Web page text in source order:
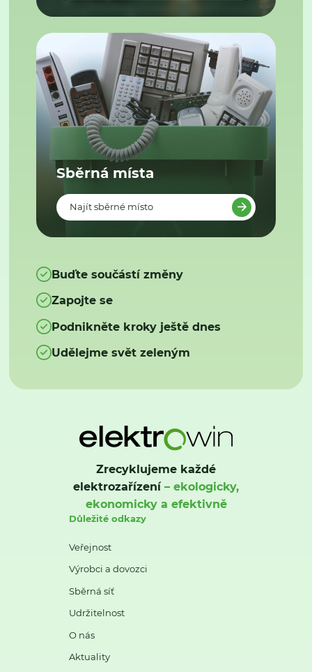
Sběrná místa
Najít sběrné místo
Buďte součástí změny
Zapojte se
Podnikněte kroky ještě dnes
Udělejme svět zeleným
Zrecyklujeme každé
elektrozařízení– ekologicky,
ekonomicky a efektivně
Důležité odkazy
Veřejnost
Výrobci a dovozci
Sběrná síť
Udržitelnost
O nás
Aktuality